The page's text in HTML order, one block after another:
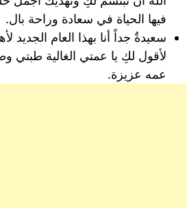
فيها الحياة في سعادة وراحة بال.
سعيدةٌ جداً أنا بهذا العام الجديد
لأقول لكِ يا عمتي الغالية طبتي
عمه عزيزة.